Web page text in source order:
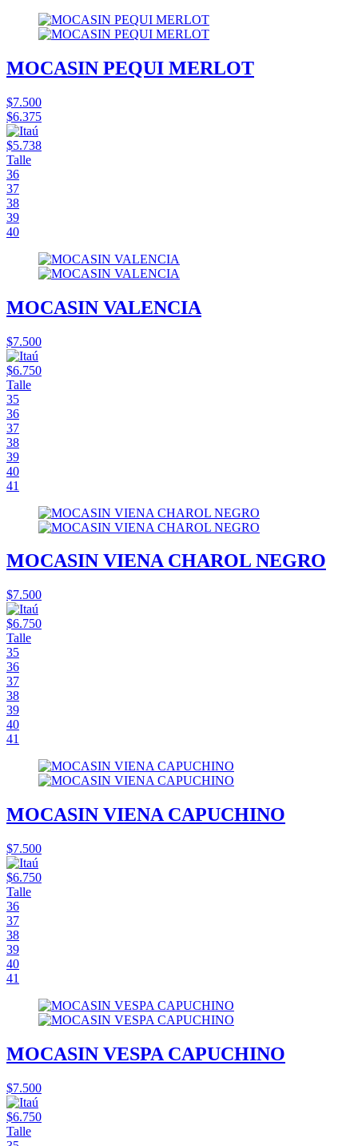
MOCASIN PEQUI MERLOT
$7.500
$6.375
$5.738
Talle
36
37
38
39
40
MOCASIN VALENCIA
$7.500
$6.750
Talle
35
36
37
38
39
40
41
MOCASIN VIENA CHAROL NEGRO
$7.500
$6.750
Talle
35
36
37
38
39
40
41
MOCASIN VIENA CAPUCHINO
$7.500
$6.750
Talle
36
37
38
39
40
41
MOCASIN VESPA CAPUCHINO
$7.500
$6.750
Talle